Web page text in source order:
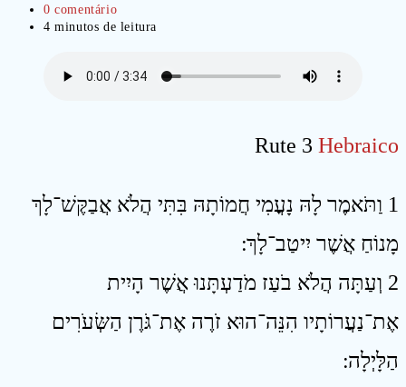
do
post:
Comentários
do
0 comentário
Tempo
4 minutos de leitura
Rute 3 Hebraico
1 וַתֹּאמֶר לָהּ נָעֳמִי חֲמוֹתָהּ בִּתִּי הֲלֹא אֲבַקֶּשׁ־לָךְ
מָנוֹחַ אֲשֶׁר יִיטַב־לָךְ ׃
2 וְעַתָּה הֲלֹא בֹעַז מֹדַעְתָּנוּ אֲשֶׁר הָיִית
אֶת־נַעֲרוֹתָיו הִנֵּה־הוּא זֹרֶה אֶת־גֹּרֶן הַשְּׂעֹרִים
הַלָּיְלָה ׃